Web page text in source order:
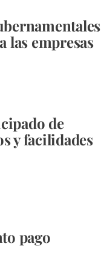
las empresas
de
y facilidades
pago